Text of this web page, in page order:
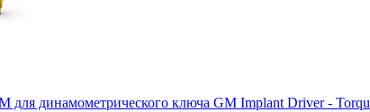
для динамометрического ключа GM Implant Driver -